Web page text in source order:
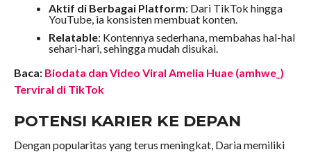
Aktif di Berbagai Platform: Dari TikTok hingga
YouTube, ia konsisten membuat konten.
Relatable: Kontennya sederhana, membahas hal-hal
sehari-hari, sehingga mudah disukai.
Baca: Biodata dan Video Viral Amelia Huae (amhwe_)
Terviral di TikTok
POTENSI KARIER KE DEPAN
Dengan popularitas yang terus meningkat, Daria memiliki